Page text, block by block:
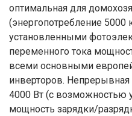
оптимальная для
(энергопотребление 5000
установленными
переменного тока
всеми основными
инверторов. Непрерывная
4000 Вт (с возможностью
мощность зарядки/